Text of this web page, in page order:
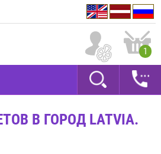
1
В ГОРОД LATVIA.